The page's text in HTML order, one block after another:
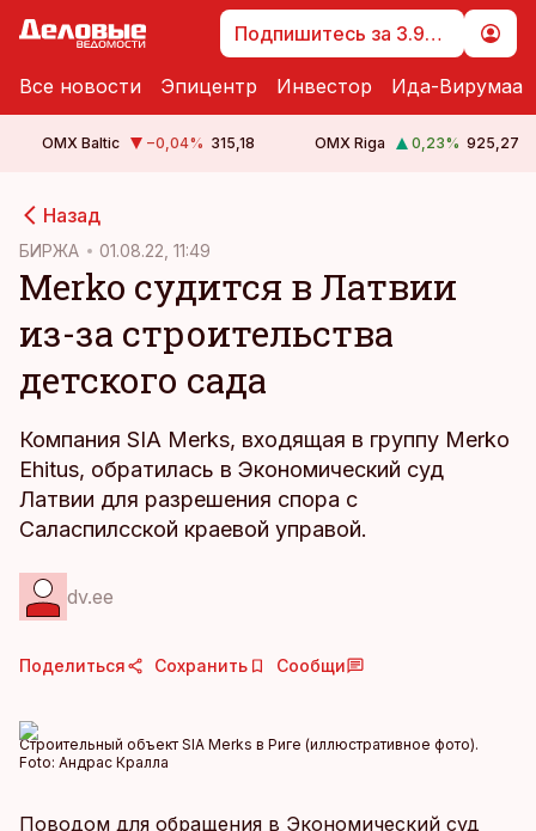
Подпишитесь за 3.99 €
Все новости Эпицентр Инвестор Ида-Вирумаа
OMX Baltic −0,04% 315,18 OMX Riga 0,23% 925,27
Назад
БИРЖА 01.08.22, 11:49
Мerko судится в Латвии
из-за строительства
детского сада
Компания SIA Merks, входящая в группу Merko
Ehitus, обратилась в Экономический суд
Латвии для разрешения спора с
Саласпилсской краевой управой.
dv.ee
Поделиться Сохранить Сообщи
Строительный объект SIA Merks в Риге (иллюстративное фото).
Foto: Андрас Кралла
Поводом для обращения в Экономический суд